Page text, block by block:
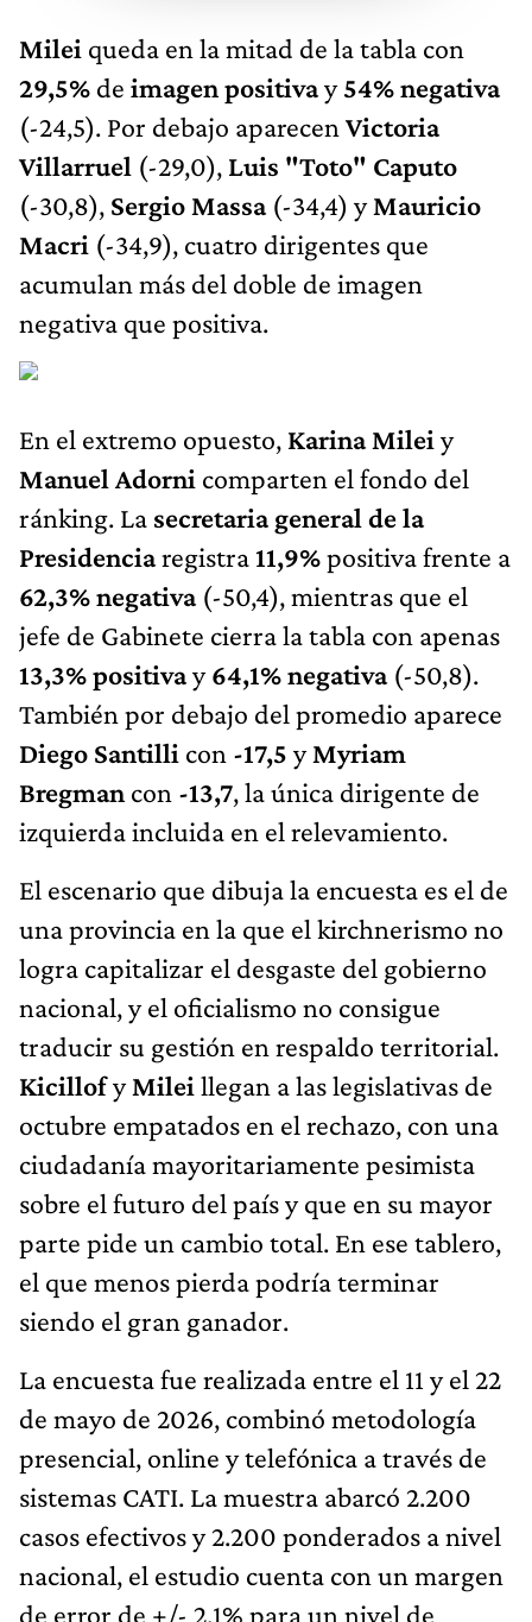
Milei queda en la mitad de la tabla con
29,5% de imagen positivay54%negativa
(-24,5). Por debajo aparecen Victoria
Villarruel (-29,0), Luis "Toto" Caputo
(-30,8), Sergio Massa(-34,4) yMauricio
Macri (-34,9), cuatro dirigentes que
acumulan más del doble de imagen
negativa que positiva.
En el extremo opuesto, Karina Milei y
Manuel Adorni comparten el fondo del
ránking. La secretaria general de la
Presidenciaregistra11,9%positiva frente a
62,3%negativa(-50,4), mientras que el
jefe de Gabinete cierra la tabla con apenas
13,3%positivay64,1% negativa(-50,8).
También por debajo del promedio aparece
Diego Santilli con -17,5 yMyriam
Bregman con -13,7, la única dirigente de
izquierda incluida en el relevamiento.
El escenario que dibuja la encuesta es el de
una provincia en la que el kirchnerismo no
logra capitalizar el desgaste del gobierno
nacional, y el oficialismo no consigue
traducir su gestión en respaldo territorial.
KicillofyMilei llegan a las legislativas de
octubre empatados en el rechazo, con una
ciudadanía mayoritariamente pesimista
sobre el futuro del país y que en su mayor
parte pide un cambio total. En ese tablero,
el que menos pierda podría terminar
siendo el gran ganador.
La encuesta fue realizada entre el 11 y el 22
de mayo de 2026, combinó metodología
presencial, online y telefónica a través de
sistemas CATI. La muestra abarcó 2.200
casos efectivos y 2.200 ponderados a nivel
nacional, el estudio cuenta con un margen
de error de +/- 2,1% para un nivel de